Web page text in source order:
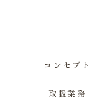
コンセプト
取扱業務